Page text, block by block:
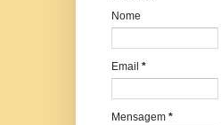
Nome
Email *
Mensagem *